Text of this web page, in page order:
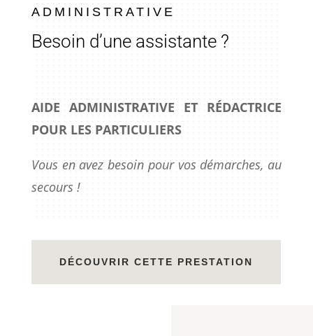
ADMINISTRATIVE
Besoin d’une assistante ?
AIDE ADMINISTRATIVE ET RÉDACTRICE
POUR LES PARTICULIERS
Vous en avez besoin pour vos démarches, au
secours !
DÉCOUVRIR CETTE PRESTATION